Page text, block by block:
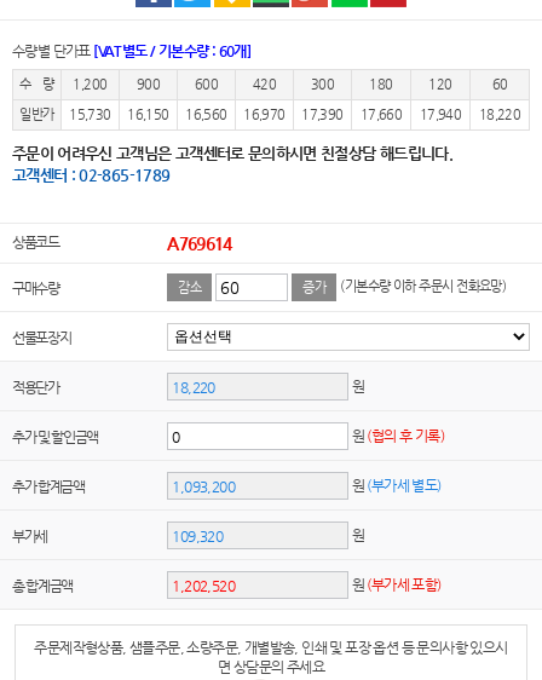
수량별 단가표 [VAT별도 / 기본수량 : 60개]
수 량 1,200 900 600 420 300 180 120
60
일반가
15,730 16,150 16,560 16,970 17,390 17,660 17,940 18,220
주문이 어려우신 고객님은 고객센터로 문의하시면 친절상담 해드립니다.
고객센터 : 02-865-1789
상품코드 A769614
구매수량 감소 증가 (기본수량 이하 주문시 전화요망)
선물포장지
적용단가 원
추가 및 할인금액 원 (협의 후 기록)
추가 합계금액 원 (부가세 별도)
부가세 원
총 합계금액 원 (부가세 포함)
주문제작형상품, 샘플주문, 소량주문, 개별발송, 인쇄 및 포장 옵션 등 문의사항 있으시
면 상담문의 주세요